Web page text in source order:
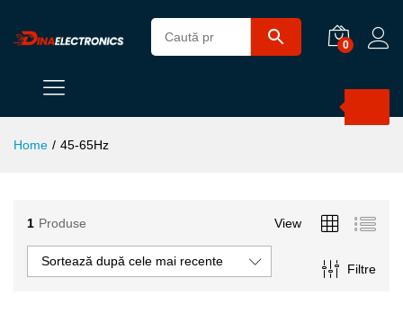
0
Home / 45-65Hz
1 Produse View
Filtre
Sortează după cele mai recente